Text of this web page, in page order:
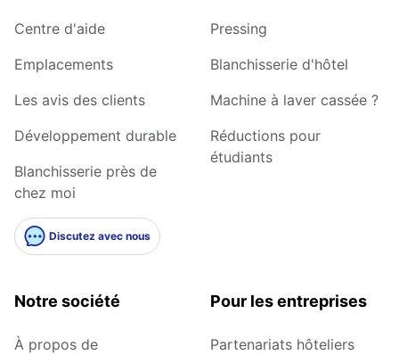
Centre d'aide
Emplacements
Les avis des clients
Développement durable
Blanchisserie près de
chez moi
Discutez avec nous
Pressing
Blanchisserie d'hôtel
Machine à laver cassée ?
Réductions pour
étudiants
Notre société
À propos de
Pour les entreprises
Partenariats hôteliers